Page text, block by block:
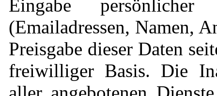
Eingabe
(Emailadressen, Namen,
Preisgabe dieser Daten
freiwilliger Basis. Die